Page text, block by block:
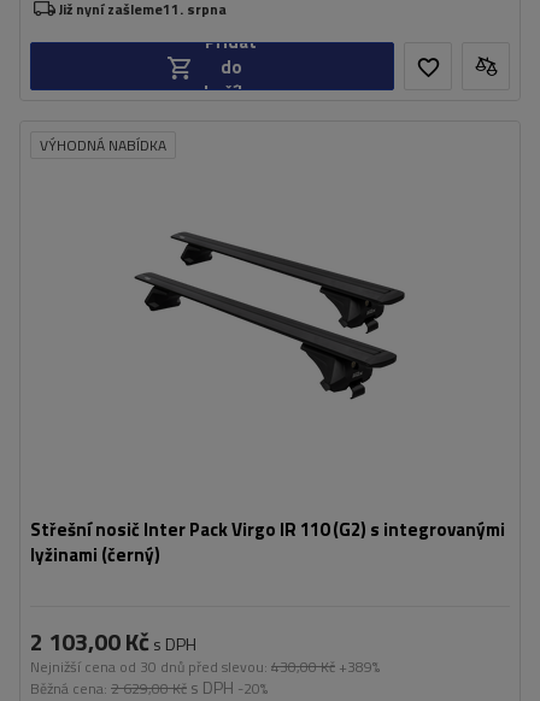
Již nyní zašleme11. srpna
Přidat
do
košíku
VÝHODNÁ NABÍDKA
Střešní nosič Inter Pack Virgo IR 110 (G2) s integrovanými
lyžinami (černý)
2 103,00 Kč s DPH
Nejnižší cena od 30 dnů před slevou: 430,00 Kč +389%
Běžná cena: 2 629,00 Kč s DPH -20%